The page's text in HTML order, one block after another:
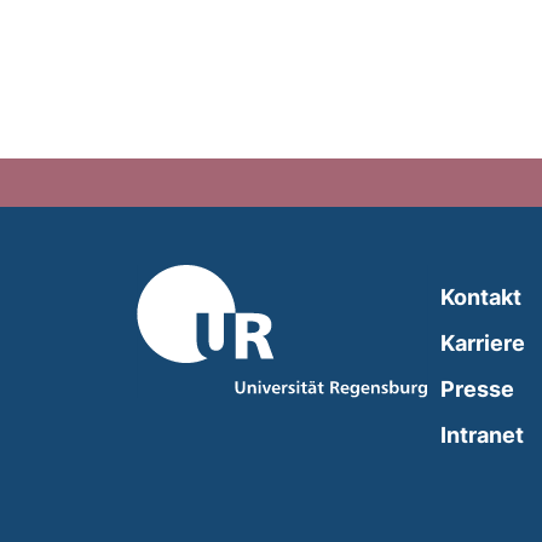
Kontakt
Karriere
Presse
Intranet